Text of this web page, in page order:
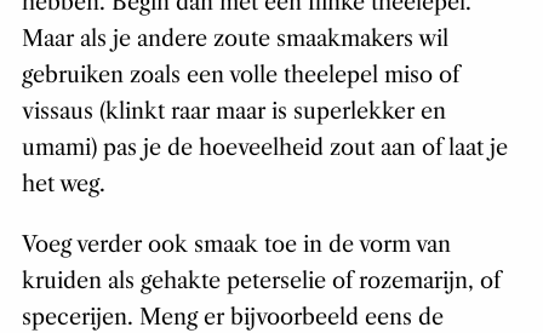
Maar als je andere zoute smaakmakers wil
gebruiken zoals een volle theelepel miso of
vissaus (klinkt raar maar is superlekker en
umami) pas je de hoeveelheid zout aan of laat je
het weg.
Voeg verder ook smaak toe in de vorm van
kruiden als gehakte peterselie of rozemarijn, of
specerijen. Meng er bijvoorbeeld eens de